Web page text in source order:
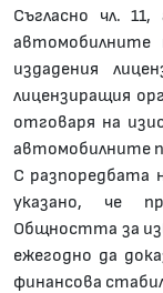
Съгласно чл.
автомобилните
издадения
лицензиращия
отговаря на
автомобилните
С разпоредбата
указано, че
Общността за
ежегодно да
финансова